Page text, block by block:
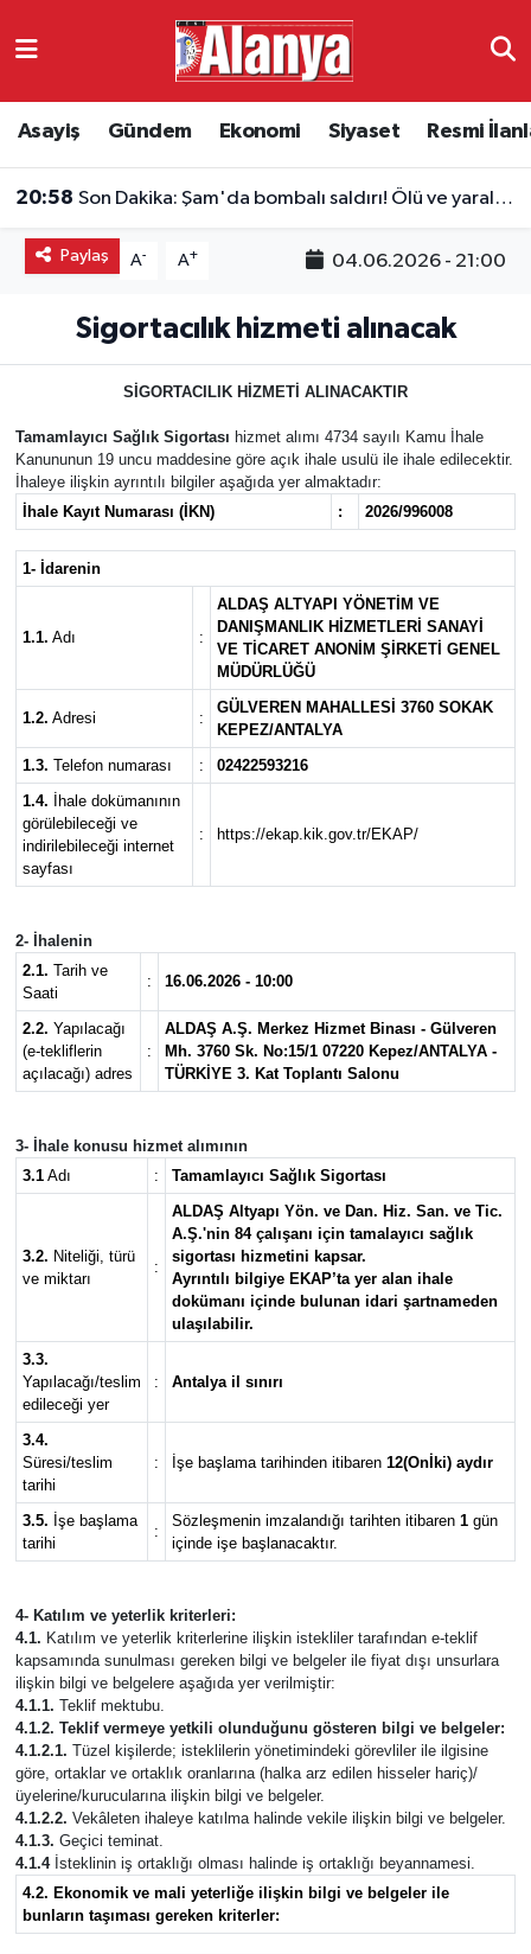
Asayiş Gündem Ekonomi Siyaset Resmi
20:58 Son Dakika: Şam'da bombalı saldırı! Ölü ve yaralılar var
Paylaş A- A+ 04.06.2026 - 21:00
Sigortacılık hizmeti alınacak
SİGORTACILIK HİZMETİ ALINACAKTIR
Tamamlayıcı Sağlık Sigortası hizmet alımı 4734 sayılı Kamu İhale
Kanununun 19 uncu maddesine göre açık ihale usulü ile ihale edilecektir.
İhaleye ilişkin ayrıntılı bilgiler aşağıda yer almaktadır:
İhale Kayıt Numarası (İKN)
: 2026/996008
1- İdarenin
1.1. Adı :
ALDAŞ ALTYAPI YÖNETİM VE
DANIŞMANLIK HİZMETLERİ SANAYİ
VE TİCARET ANONİM ŞİRKETİ GENEL
MÜDÜRLÜĞÜ
1.2. Adresi :
GÜLVEREN MAHALLESİ 3760 SOKAK
KEPEZ/ANTALYA
1.3. Telefon numarası :
02422593216
1.4. İhale dokümanının
görülebileceği ve
indirilebileceği internet
sayfası
: https://ekap.kik.gov.tr/EKAP/
2- İhalenin
2.1. Tarih ve
Saati
: 16.06.2026 - 10:00
2.2. Yapılacağı
(e-tekliflerin
açılacağı) adres
:
ALDAŞ A.Ş. Merkez Hizmet Binası - Gülveren
Mh. 3760 Sk. No:15/1 07220 Kepez/ANTALYA -
TÜRKİYE 3. Kat Toplantı Salonu
3- İhale konusu hizmet alımının
3.1Adı : Tamamlayıcı Sağlık Sigortası
3.2. Niteliği, türü
ve miktarı
:
ALDAŞ Altyapı Yön. ve Dan. Hiz. San. ve Tic.
A.Ş.'nin 84 çalışanı için tamalayıcı sağlık
sigortası hizmetini kapsar.
Ayrıntılı bilgiye EKAP’ta yer alan ihale
dokümanı içinde bulunan idari şartnameden
ulaşılabilir.
3.3.
Yapılacağı/teslim
edileceği yer
: Antalya il sınırı
3.4.
Süresi/teslim
tarihi
: İşe başlama tarihinden itibaren 12(Onİki) aydır
3.5. İşe başlama
tarihi
:
Sözleşmenin imzalandığı tarihten itibaren 1gün
içinde işe başlanacaktır.
4- Katılım ve yeterlik kriterleri:
4.1. Katılım ve yeterlik kriterlerine ilişkin istekliler tarafından e-teklif
kapsamında sunulması gereken bilgi ve belgeler ile fiyat dışı unsurlara
ilişkin bilgi ve belgelere aşağıda yer verilmiştir:
4.1.1. Teklif mektubu.
4.1.2. Teklif vermeye yetkili olunduğunu gösteren bilgi ve belgeler:
4.1.2.1. Tüzel kişilerde; isteklilerin yönetimindeki görevliler ile ilgisine
göre, ortaklar ve ortaklık oranlarına (halka arz edilen hisseler hariç)/
üyelerine/kurucularına ilişkin bilgi ve belgeler.
4.1.2.2. Vekâleten ihaleye katılma halinde vekile ilişkin bilgi ve belgeler.
4.1.3. Geçici teminat.
4.1.4İsteklinin iş ortaklığı olması halinde iş ortaklığı beyannamesi.
4.2. Ekonomik ve mali yeterliğe ilişkin bilgi ve belgeler ile
bunların taşıması gereken kriterler:
Ekonomi
Siyaset
Resmi İlanlar
Alanyaspor
Turizm
E-Gazete
Antalya Namaz Vakitleri
Antalya Trafik Yoğunluk Haritası
Süper Lig Puan Durumu ve Fikstür
Tüm Manşetler
Son Dakika Haberleri
Haber Arşivi